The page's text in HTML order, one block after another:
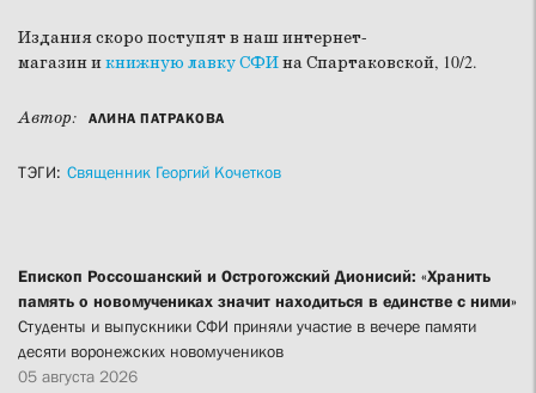
Издания скоро поступят в наш интернет-
магазин икнижную лавку СФИна Спартаковской, 10/2.
Автор: АЛИНА ПАТРАКОВА
ТЭГИ: Священник Георгий Кочетков
Епископ Россошанский и Острогожский Дионисий: «Хранить
память о новомучениках значит находиться в единстве с ними»
Студенты и выпускники СФИ приняли участие в вечере памяти
десяти воронежских новомучеников
05 августа 2026